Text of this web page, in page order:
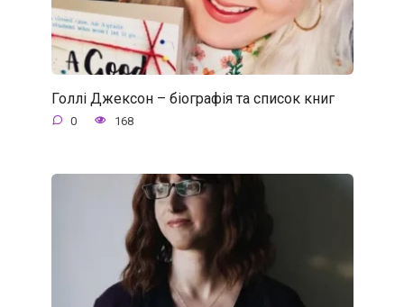
Голлі Джексон – біографія та список книг
0 168